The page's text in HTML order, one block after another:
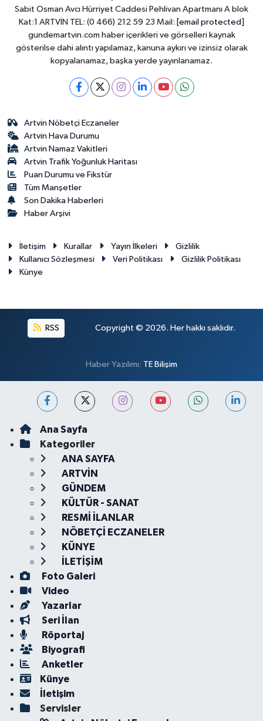
Sabit Osman Avcı Hürriyet Caddesi Pehlivan Apartmanı A blok
Kat:1 ARTVİN TEL: (0 466) 212 59 23 Mail: [email protected]
gundemartvin.com haber içerikleri ve görselleri kaynak
gösterilse dahi alıntı yapılamaz, kanuna aykırı ve izinsiz olarak
kopyalanamaz, başka yerde yayınlanamaz.
Artvin Nöbetçi Eczaneler
Artvin Hava Durumu
Artvin Namaz Vakitleri
Artvin Trafik Yoğunluk Haritası
Puan Durumu ve Fikstür
Tüm Manşetler
Son Dakika Haberleri
Haber Arşivi
İletişim Kurallar Yayın İlkeleri
Gizlilik
Kullanıcı Sözleşmesi
Veri Politikası
Gizlilik Politikası
Künye
RSS Copyright © 2026. Her hakkı saklıdır.
Haber Yazılımı: TE Bilişim
Ana Sayfa
Kategoriler
ANA SAYFA
ARTVİN
GÜNDEM
KÜLTÜR - SANAT
RESMİ İLANLAR
NÖBETÇİ ECZANELER
KÜNYE
İLETİŞİM
Foto Galeri
Video
Yazarlar
Seri İlan
Röportaj
Biyografi
Anketler
Künye
İletişim
Servisler